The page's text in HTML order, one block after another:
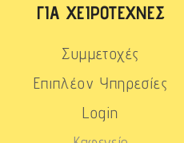
ΓΙΑ ΧΕΙΡΟΤΈΧΝΕΣ
Συμμετοχές
Επιπλέον Υπηρεσίες
Login